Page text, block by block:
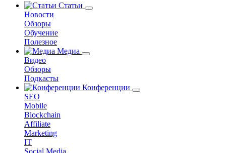
Статьи
Новости
Обзоры
Обучение
Полезное
Медиа
Видео
Обзоры
Подкасты
Конференции
SEO
Mobile
Blockchain
Affiliate
Marketing
IT
Social Media